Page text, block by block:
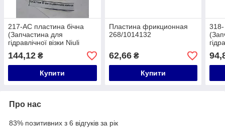
217-AC пластина бічна
(Запчастина для
гідравлічної візки Niuli
CBY-AC20, CBY-AC25,
CBY-AC30, CBY-FD25,
CBY-JC20)
144,12 ₴
Купити
Пластина фрикционная
268/1014132
62,66₴
Купити
318-
Про нас
83% позитивних з 6 відгуків за рік